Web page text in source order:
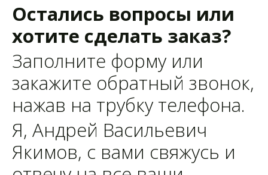
Остались вопросы или
хотите сделать заказ?
Заполните форму или
закажите обратный звонок,
нажав на трубку телефона.
Я, Андрей Васильевич
Якимов, с вами свяжусь и